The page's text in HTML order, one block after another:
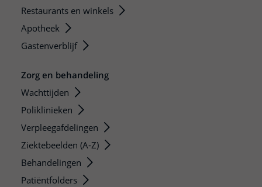
Restaurants en winkels
Apotheek
Gastenverblijf
Zorg en behandeling
Wachttijden
Poliklinieken
Verpleegafdelingen
Ziektebeelden (A-Z)
Behandelingen
Patiëntfolders